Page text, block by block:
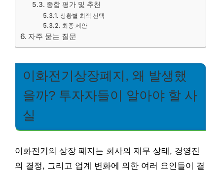
종합 평가 및 추천
상황별 최적 선택
최종 제안
자주 묻는 질문
이화전기상장폐지, 왜 발생했
을까? 투자자들이 알아야 할 사
실
이화전기의 상장 폐지는 회사의 재무 상태, 경영진
의 결정, 그리고 업계 변화에 의한 여러 요인들이 결